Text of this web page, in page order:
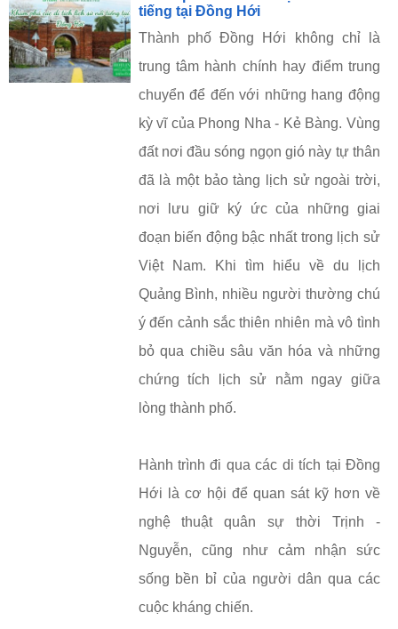
tiếng tại Đồng Hới
Thành phố Đồng Hới không chỉ là
trung tâm hành chính hay điểm trung
chuyển để đến với những hang động
kỳ vĩ của Phong Nha - Kẻ Bàng. Vùng
đất nơi đầu sóng ngọn gió này tự thân
đã là một bảo tàng lịch sử ngoài trời,
nơi lưu giữ ký ức của những giai
đoạn biến động bậc nhất trong lịch sử
Việt Nam. Khi tìm hiểu về du lịch
Quảng Bình, nhiều người thường chú
ý đến cảnh sắc thiên nhiên mà vô tình
bỏ qua chiều sâu văn hóa và những
chứng tích lịch sử nằm ngay giữa
lòng thành phố.
Hành trình đi qua các di tích tại Đồng
Hới là cơ hội để quan sát kỹ hơn về
nghệ thuật quân sự thời Trịnh -
Nguyễn, cũng như cảm nhận sức
sống bền bỉ của người dân qua các
cuộc kháng chiến.